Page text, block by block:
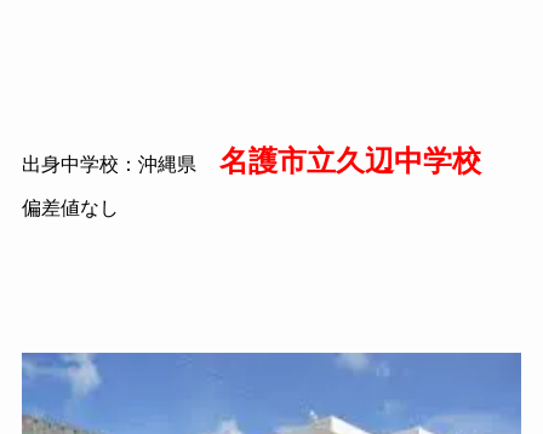
出身中学校：沖縄県 名護市立久辺中学校
偏差値なし